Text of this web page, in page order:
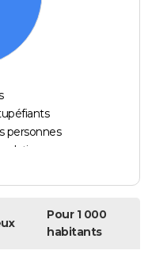
personnes
Pour 1 000
habitants